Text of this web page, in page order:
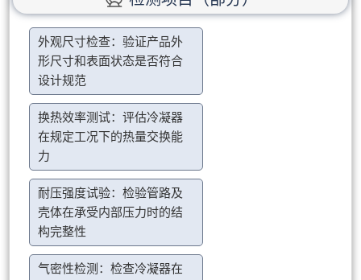
外观尺寸检查：验证产品外
形尺寸和表面状态是否符合
设计规范
换热效率测试：评估冷凝器
在规定工况下的热量交换能
力
耐压强度试验：检验管路及
壳体在承受内部压力时的结
构完整性
气密性检测：检查冷凝器在